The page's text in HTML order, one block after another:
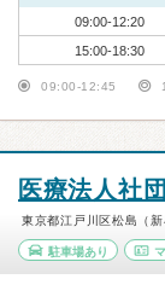
09:00-12:20
15:00-18:30
09:00-12:45
医療法人社
東京都江戸川区松島（新
駐車場あり